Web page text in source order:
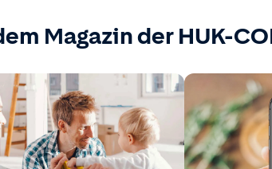
Magazin der HUK-